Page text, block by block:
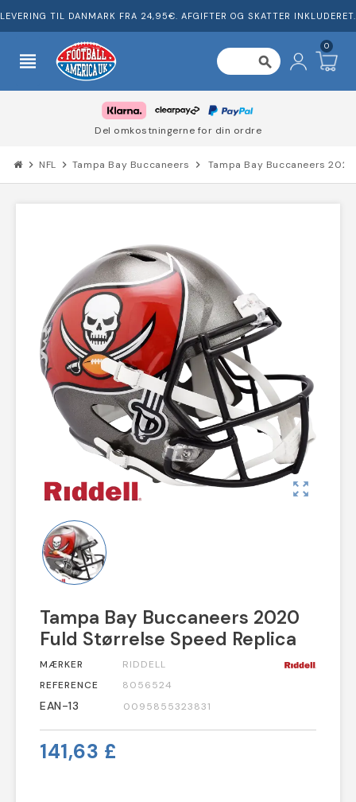
LEVERING TIL DANMARK FRA 24,95€. AFGIFTER OG SKATTER INKLUDERET.
view_headline search
0
Del omkostningerne for din ordre
chevron_right NFL chevron_right Tampa Bay Buccaneers chevron_right Tampa Bay Buccaneers
zoom_out_map
Tampa Bay Buccaneers 2020
Fuld Størrelse Speed Replica
MÆRKER
RIDDELL
REFERENCE
8056524
EAN-13 0095855323831
141,63 £